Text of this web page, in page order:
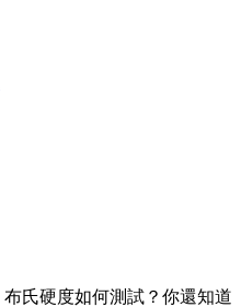
、布氏硬度如何測試？你還知道